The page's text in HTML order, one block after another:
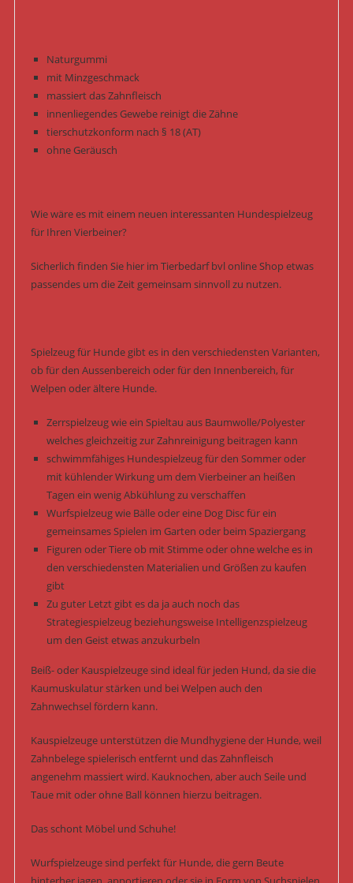
Naturgummi
mit Minzgeschmack
massiert das Zahnfleisch
innenliegendes Gewebe reinigt die Zähne
tierschutzkonform nach § 18 (AT)
ohne Geräusch
Wie wäre es mit einem neuen interessanten Hundespielzeug
für Ihren Vierbeiner?
Sicherlich finden Sie hier im Tierbedarf bvl online Shop etwas
passendes um die Zeit gemeinsam sinnvoll zu nutzen.
Spielzeug für Hunde gibt es in den verschiedensten Varianten,
ob für den Aussenbereich oder für den Innenbereich, für
Welpen oder ältere Hunde.
Zerrspielzeug wie ein Spieltau aus Baumwolle/Polyester
welches gleichzeitig zur Zahnreinigung beitragen kann
schwimmfähiges Hundespielzeug für den Sommer oder
mit kühlender Wirkung um dem Vierbeiner an heißen
Tagen ein wenig Abkühlung zu verschaffen
Wurfspielzeug wie Bälle oder eine Dog Disc für ein
gemeinsames Spielen im Garten oder beim Spaziergang
Figuren oder Tiere ob mit Stimme oder ohne welche es in
den verschiedensten Materialien und Größen zu kaufen
gibt
Zu guter Letzt gibt es da ja auch noch das
Strategiespielzeug beziehungsweise Intelligenzspielzeug
um den Geist etwas anzukurbeln
Beiß- oder Kauspielzeuge sind ideal für jeden Hund, da sie die
Kaumuskulatur stärken und bei Welpen auch den
Zahnwechsel fördern kann.
Kauspielzeuge unterstützen die Mundhygiene der Hunde, weil
Zahnbelege spielerisch entfernt und das Zahnfleisch
angenehm massiert wird. Kauknochen, aber auch Seile und
Taue mit oder ohne Ball können hierzu beitragen.
Das schont Möbel und Schuhe!
Wurfspielzeuge sind perfekt für Hunde, die gern Beute